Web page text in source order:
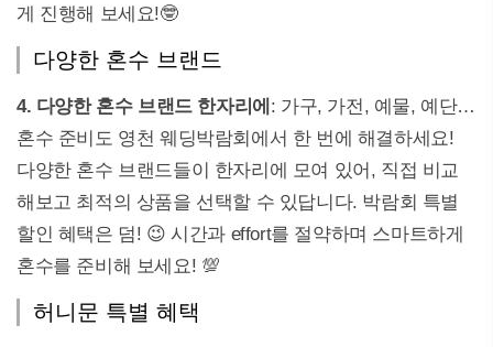
게 진행해 보세요!🤓
다양한 혼수 브랜드
4. 다양한 혼수 브랜드 한자리에 : 가구, 가전, 예물, 예단…
혼수 준비도 영천 웨딩박람회에서 한 번에 해결하세요!
다양한 혼수 브랜드들이 한자리에 모여 있어, 직접 비교
해보고 최적의 상품을 선택할 수 있답니다. 박람회 특별
할인 혜택은 덤! 😉 시간과 effort를 절약하며 스마트하게
혼수를 준비해 보세요! 💯
허니문 특별 혜택